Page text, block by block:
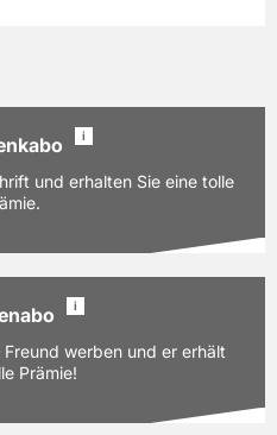
i
und erhalten Sie eine tolle
je z.Zt. 8,80 EUR
i
werben und er erhält
Prämie!